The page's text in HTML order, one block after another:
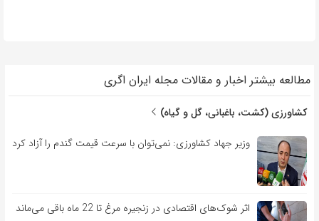
مطالعه بیشتر اخبار و مقالات مجله ایران اگری
کشاورزی (کشت، باغبانی، گل و گیاه)
وزیر جهاد کشاورزی: نمی‌توان با سرعت قیمت گندم را آزاد کرد
اثر شوک‌های اقتصادی در زنجیره مرغ تا 22 ماه باقی می‌ماند